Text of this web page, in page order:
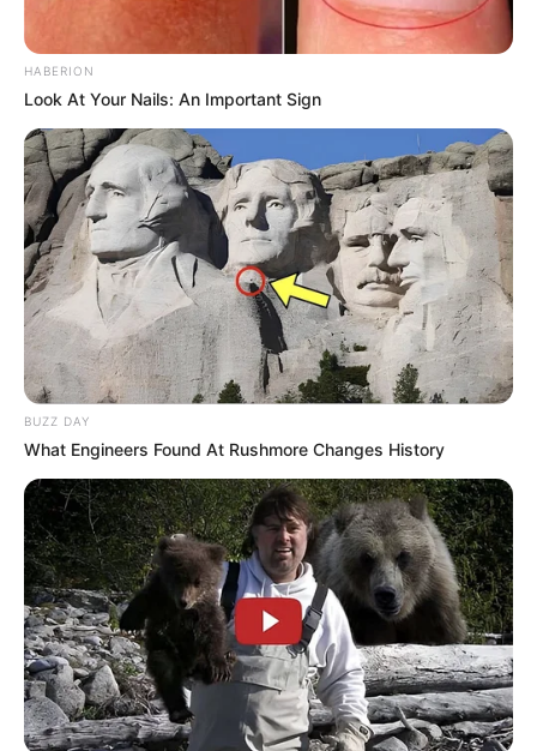
Prenda o alfinete de segurança na ponta do
elástico e coloque-o na abertura da sua bainha.
Deslize o alfinete por toda a borda da capa, até
sair com ele na outra ponta. Tire o alfinete e
amarre firmemente as duas pontas. Depois, é só
cortar o excesso do elástico.
4. Vista a capa na tábua de passar
HABERION
Look At Your Nails: An Important Sign
BUZZ DAY
What Engineers Found At Rushmore Changes History